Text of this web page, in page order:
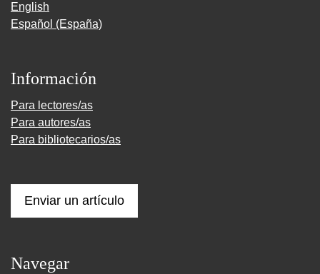
English
Español (España)
Información
Para lectores/as
Para autores/as
Para bibliotecarios/as
Enviar un artículo
Navegar